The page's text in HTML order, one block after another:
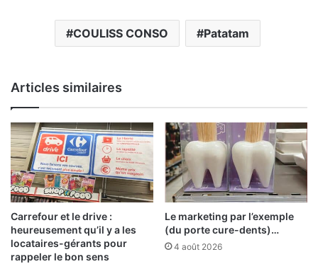
COULISS CONSO Patatam
Articles similaires
Carrefour et le drive :
heureusement qu’il y a les
locataires-gérants pour
rappeler le bon sens
Le marketing par l’exemple
(du porte cure-dents)…
4 août 2026